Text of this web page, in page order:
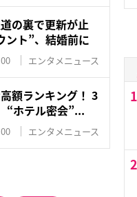
の裏で更新が止
ント”、結婚前に
エンタメニュース
額ランキング！ 3
“ホテル密会”...
エンタメニュース